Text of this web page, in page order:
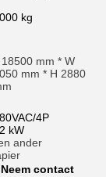
kg
18500 mm * W
mm * H 2880
4P
kW
ander
contact